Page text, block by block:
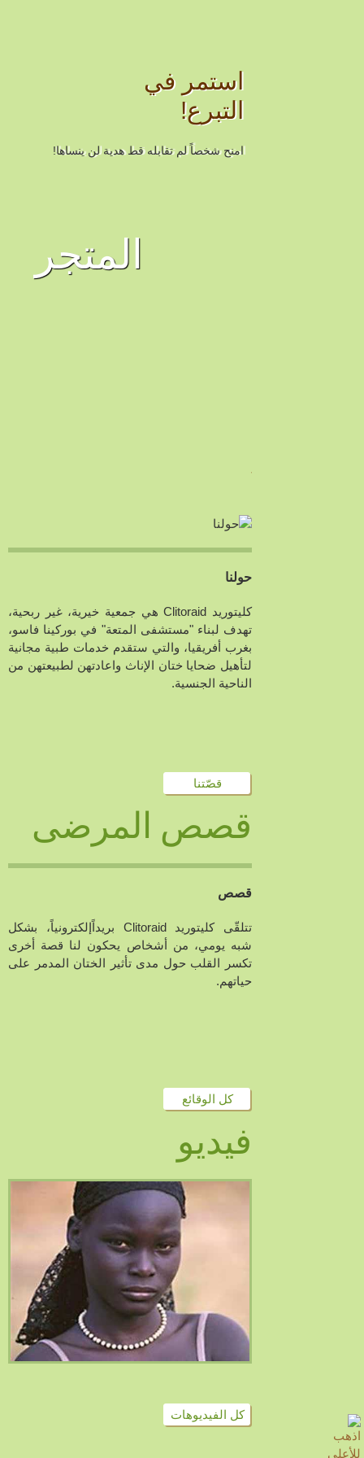
استمر في
التبرع!
امنح شخصاً لم تقابله قط هدية لن ينساها!
المتجر
حولنا
كليتوريد Clitoraid هي جمعية خيرية، غير ربحية،
تهدف لبناء "مستشفى المتعة" في بوركينا فاسو،
بغرب أفريقيا، والتي ستقدم خدمات طبية مجانية
لتأهيل ضحايا ختان الإناث واعادتهن لطبيعتهن من
الناحية الجنسية.
قصّتنا
قصص المرضى
قصص
تتلقّى كليتوريد Clitoraid بريداًإلكترونياً، بشكل
شبه يومي، من أشخاص يحكون لنا قصة أخرى
تكسر القلب حول مدى تأثير الختان المدمر على
حياتهم.
كل الوقائع
فيديو
كل الفيديوهات